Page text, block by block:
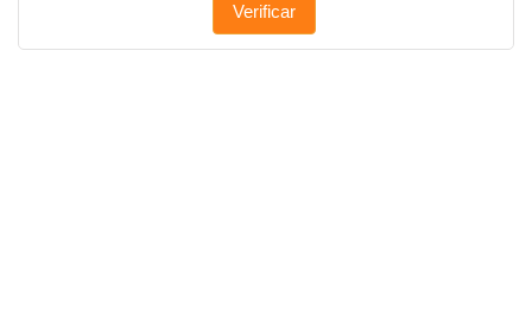
Verificar